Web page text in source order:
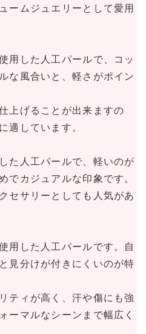
ームジュエリーとして愛用
用した人工パールで、コッ
な風合いと、軽さがポイン
上げることが出来ますの
適しています。
た人工パールで、軽いのが
でカジュアルな印象です。
セサリーとしても人気があ
用した人工パールです。自
見分けが付きにくいのが特
ティが高く、汗や傷にも強
ーマルなシーンまで幅広く